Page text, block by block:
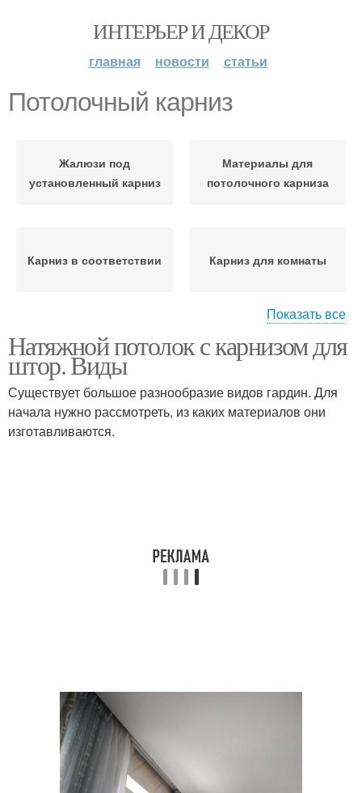
ИНТЕРЬЕР И ДЕКОР
главная новости статьи
Потолочный карниз
Жалюзи под
установленный карниз
Материалы для
потолочного карниза
Карниз в соответствии Карниз для комнаты
Аксессуары для
карниза
Крепеж для карниза
Установленный карниз
карнизом
Карниз в зависимости
Карниз к интерьеру
Показать все
Натяжной потолок с карнизом для
штор. Виды
Существует большое разнообразие видов гардин. Для
начала нужно рассмотреть, из каких материалов они
изготавливаются.